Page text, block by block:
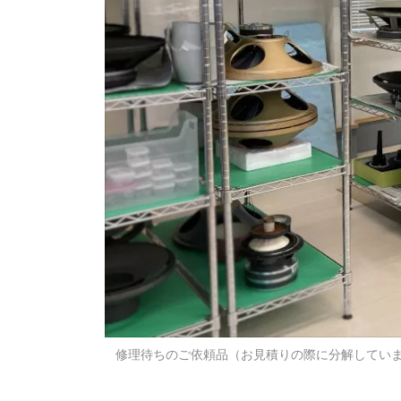
修理待ちのご依頼品（お見積りの際に分解してい